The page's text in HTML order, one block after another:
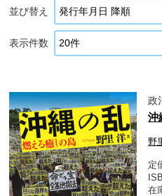
並び替え
表示件数
政
沖
野
定
在